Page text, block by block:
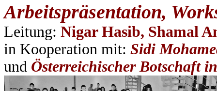
Arbeitspräsentation,
Leitung: Nigar Hasib, Shamal
in Kooperation mit: Sidi
und Österreichischer Botschaft